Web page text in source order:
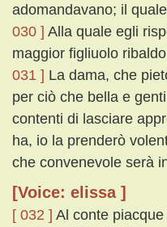
adomandavano; il
030 ] Alla quale egli
maggior figliuolo
031 ] La dama, che
per ciò che bella e
contenti di lasciare
ha, io la prenderò
che convenevole serà
[Voice: elissa ]
[ 032 ] Al conte